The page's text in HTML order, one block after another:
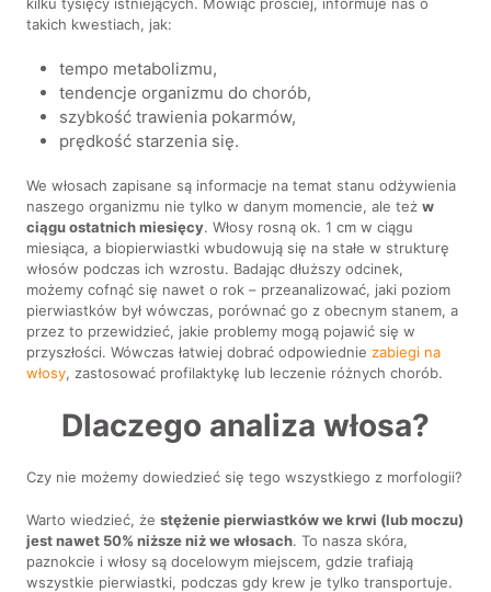
takich kwestiach, jak:
tempo metabolizmu,
tendencje organizmu do chorób,
szybkość trawienia pokarmów,
prędkość starzenia się.
We włosach zapisane są informacje na temat stanu odżywienia
naszego organizmu nie tylko w danym momencie, ale teżw
ciągu ostatnich miesięcy. Włosy rosną ok. 1 cm w ciągu
miesiąca, a biopierwiastki wbudowują się na stałe w strukturę
włosów podczas ich wzrostu. Badając dłuższy odcinek,
możemy cofnąć się nawet o rok – przeanalizować, jaki poziom
pierwiastków był wówczas, porównać go z obecnym stanem, a
przez to przewidzieć, jakie problemy mogą pojawić się w
przyszłości. Wówczas łatwiej dobrać odpowiednie zabiegi na
włosy, zastosować profilaktykę lub leczenie różnych chorób.
Dlaczego analiza włosa?
Czy nie możemy dowiedzieć się tego wszystkiego z morfologii?
Warto wiedzieć, żestężenie pierwiastków we krwi (lub moczu)
jest nawet 50% niższe niż we włosach. To nasza skóra,
paznokcie i włosy są docelowym miejscem, gdzie trafiają
wszystkie pierwiastki, podczas gdy krew je tylko transportuje.